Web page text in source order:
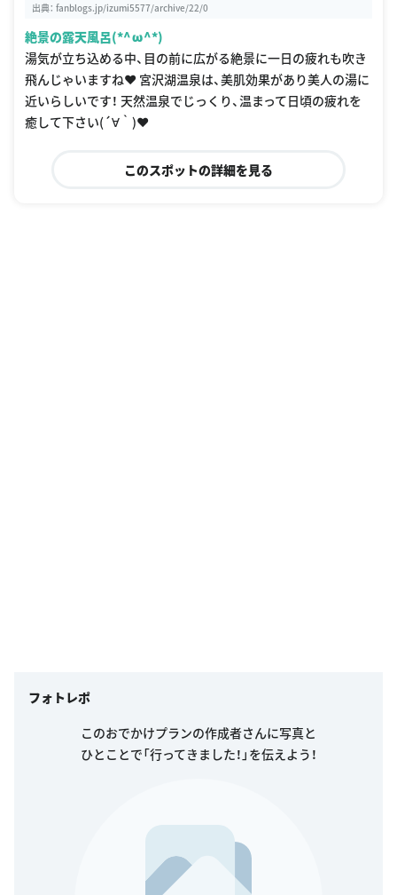
出典： fanblogs.jp/izumi5577/archive/22/0
絶景の露天風呂(*^ω^*)
湯気が立ち込める中、目の前に広がる絶景に一日の疲れも吹き
飛んじゃいますね❤︎ 宮沢湖温泉は、美肌効果があり美人の湯に
近いらしいです！ 天然温泉でじっくり、温まって日頃の疲れを
癒して下さい(´∀｀)❤︎
このスポットの詳細を見る
フォトレポ
このおでかけプランの作成者さんに写真と
ひとことで「行ってきました！」を伝えよう！